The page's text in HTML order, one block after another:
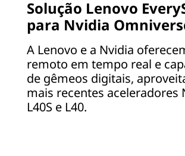
Solução Lenovo
para Nvidia
A Lenovo e a Nvidia
remoto em tempo real e
de gêmeos digitais,
mais recentes aceleradores
L40S e L40.